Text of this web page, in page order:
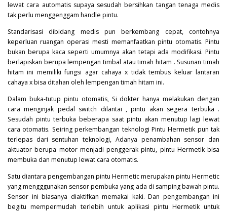
lewat cara automatis supaya sesudah bersihkan tangan tenaga medis
tak perlu menggenggam handle pintu.
Standarisasi dibidang medis pun berkembang cepat, contohnya
keperluan ruangan operasi mesti memanfaatkan pintu otomatis. Pintu
bukan berupa kaca seperti umumnya akan tetapi ada modifikasi. Pintu
berlapiskan berupa lempengan timbal atau timah hitam . Susunan timah
hitam ini memiliki fungsi agar cahaya x tidak tembus keluar lantaran
cahaya x bisa ditahan oleh lempengan timah hitam ini.
Dalam buka-tutup pintu otomatis, Si dokter hanya melakukan dengan
cara menginjak pedal switch dilantai , pintu akan segera terbuka .
Sesudah pintu terbuka beberapa saat pintu akan menutup lagi lewat
cara otomatis. Seiring perkembangan teknologi Pintu Hermetik pun tak
terlepas dari sentuhan teknologi, Adanya penambahan sensor dan
aktuator berupa motor menjadi penggerak pintu, pintu Hermetik bisa
membuka dan menutup lewat cara otomatis.
Satu diantara pengembangan pintu Hermetic merupakan pintu Hermetic
yang mengggunakan sensor pembuka yang ada di samping bawah pintu.
Sensor ini biasanya diaktifkan memakai kaki. Dan pengembangan ini
begitu mempermudah terlebih untuk aplikasi pintu Hermetik untuk